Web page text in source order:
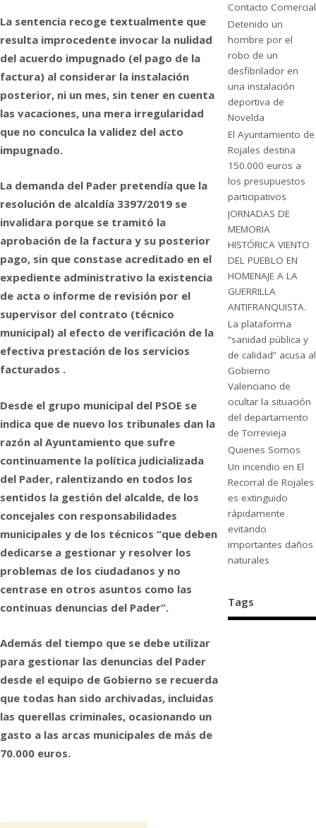
La sentencia recoge textualmente que
resulta improcedente invocar la nulidad
del acuerdo impugnado (el pago de la
factura) al considerar la instalación
posterior, ni un mes, sin tener en cuenta
las vacaciones, una mera irregularidad
que no conculca la validez del acto
impugnado.
La demanda del Pader pretendía que la
resolución de alcaldía 3397/2019 se
invalidara porque se tramitó la
aprobación de la factura y su posterior
pago, sin que constase acreditado en el
expediente administrativo la existencia
de acta o informe de revisión por el
supervisor del contrato (técnico
municipal) al efecto de verificación de la
efectiva prestación de los servicios
facturados .
Desde el grupo municipal del PSOE se
indica que de nuevo los tribunales dan la
razón al Ayuntamiento que sufre
continuamente la política judicializada
del Pader, ralentizando en todos los
sentidos la gestión del alcalde, de los
concejales con responsabilidades
municipales y de los técnicos “que deben
dedicarse a gestionar y resolver los
problemas de los ciudadanos y no
centrase en otros asuntos como las
continuas denuncias del Pader”.
Además del tiempo que se debe utilizar
para gestionar las denuncias del Pader
desde el equipo de Gobierno se recuerda
que todas han sido archivadas, incluidas
las querellas criminales, ocasionando un
gasto a las arcas municipales de más de
70.000 euros.
Contacto Comercial
Detenido un
hombre por el
robo de un
desfibrilador en
una instalación
deportiva de
Novelda
El Ayuntamiento de
Rojales destina
150.000 euros a
los presupuestos
participativos
JORNADAS DE
MEMORIA
HISTÓRICA VIENTO
DEL PUEBLO EN
HOMENAJE A LA
GUERRILLA
ANTIFRANQUISTA.
La plataforma
“sanidad pública y
de calidad” acusa al
Gobierno
Valenciano de
ocultar la situación
del departamento
de Torrevieja
Quienes Somos
Un incendio en El
Recorral de Rojales
es extinguido
rápidamente
evitando
importantes daños
naturales
Tags